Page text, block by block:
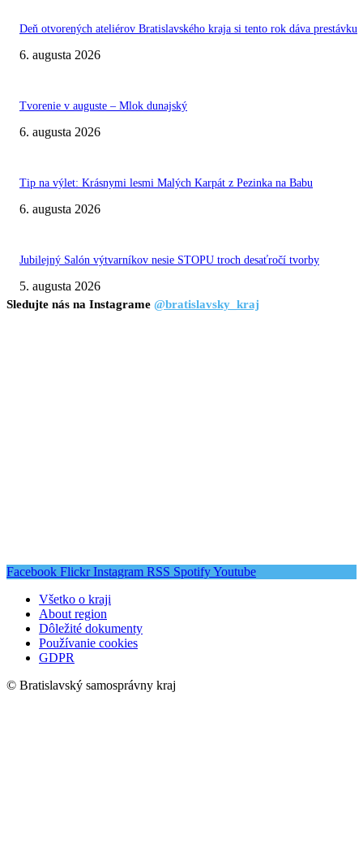
Deň otvorených ateliérov Bratislavského kraja si tento rok dáva prestávku
6. augusta 2026
Tvorenie v auguste – Mlok dunajský
6. augusta 2026
Tip na výlet: Krásnymi lesmi Malých Karpát z Pezinka na Babu
6. augusta 2026
Jubilejný Salón výtvarníkov nesie STOPU troch desaťročí tvorby
5. augusta 2026
Sledujte nás na Instagrame @bratislavsky_kraj
Facebook Flickr Instagram RSS SpotifyYoutube
Všetko o kraji
About region
Dôležité dokumenty
Používanie cookies
GDPR
© Bratislavský samosprávny kraj